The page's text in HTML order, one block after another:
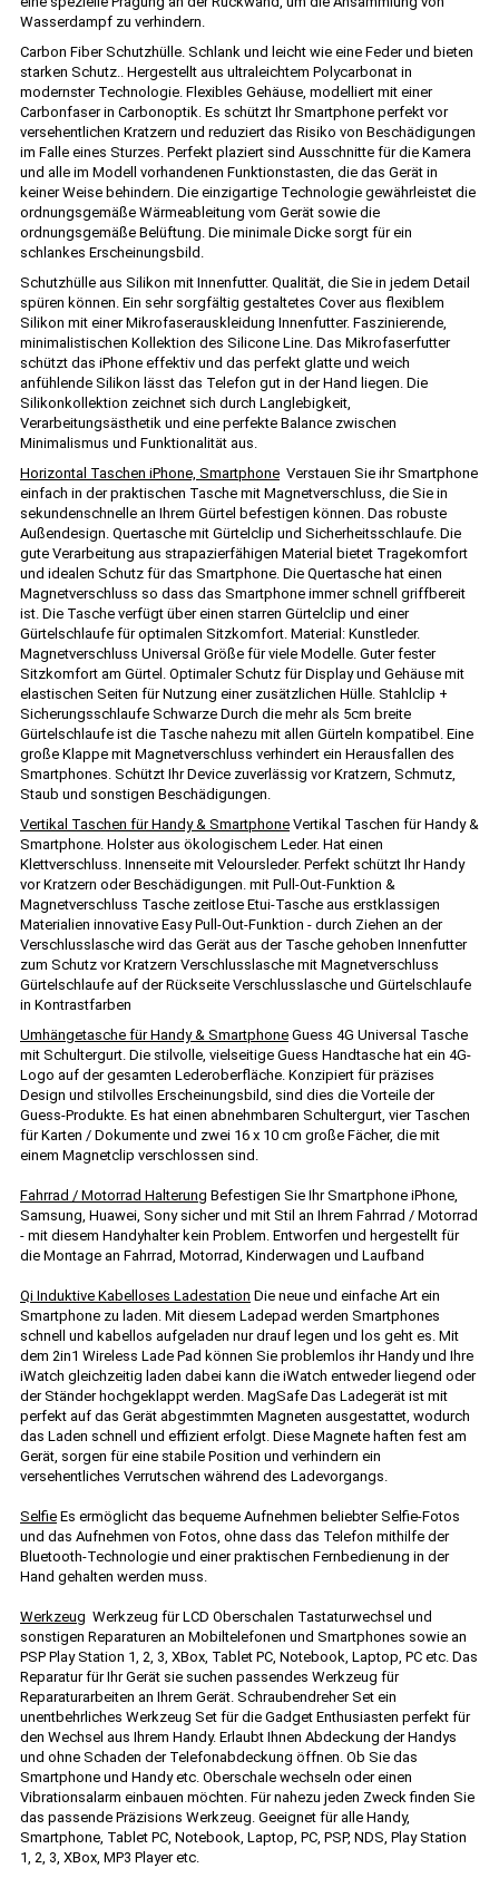
Wasserdampf zu verhindern.
Carbon Fiber Schutzhülle. Schlank und leicht wie eine Feder und bieten
starken Schutz.. Hergestellt aus ultraleichtem Polycarbonat in
modernster Technologie. Flexibles Gehäuse, modelliert mit einer
Carbonfaser in Carbonoptik. Es schützt Ihr Smartphone perfekt vor
versehentlichen Kratzern und reduziert das Risiko von Beschädigungen
im Falle eines Sturzes. Perfekt plaziert sind Ausschnitte für die Kamera
und alle im Modell vorhandenen Funktionstasten, die das Gerät in
keiner Weise behindern. Die einzigartige Technologie gewährleistet die
ordnungsgemäße Wärmeableitung vom Gerät sowie die
ordnungsgemäße Belüftung. Die minimale Dicke sorgt für ein
schlankes Erscheinungsbild.
Schutzhülle aus Silikon mit Innenfutter. Qualität, die Sie in jedem Detail
spüren können. Ein sehr sorgfältig gestaltetes Cover aus flexiblem
Silikon mit einer Mikrofaserauskleidung Innenfutter. Faszinierende,
minimalistischen Kollektion des Silicone Line. Das Mikrofaserfutter
schützt das iPhone effektiv und das perfekt glatte und weich
anfühlende Silikon lässt das Telefon gut in der Hand liegen. Die
Silikonkollektion zeichnet sich durch Langlebigkeit,
Verarbeitungsästhetik und eine perfekte Balance zwischen
Minimalismus und Funktionalität aus.
Horizontal Taschen iPhone, Smartphone Verstauen Sie ihr Smartphone
einfach in der praktischen Tasche mit Magnetverschluss, die Sie in
sekundenschnelle an Ihrem Gürtel befestigen können. Das robuste
Außendesign. Quertasche mit Gürtelclip und Sicherheitsschlaufe. Die
gute Verarbeitung aus strapazierfähigen Material bietet Tragekomfort
und idealen Schutz für das Smartphone. Die Quertasche hat einen
Magnetverschluss so dass das Smartphone immer schnell griffbereit
ist. Die Tasche verfügt über einen starren Gürtelclip und einer
Gürtelschlaufe für optimalen Sitzkomfort. Material: Kunstleder.
Magnetverschluss Universal Größe für viele Modelle. Guter fester
Sitzkomfort am Gürtel. Optimaler Schutz für Display und Gehäuse mit
elastischen Seiten für Nutzung einer zusätzlichen Hülle. Stahlclip +
Sicherungsschlaufe Schwarze Durch die mehr als 5cm breite
Gürtelschlaufe ist die Tasche nahezu mit allen Gürteln kompatibel. Eine
große Klappe mit Magnetverschluss verhindert ein Herausfallen des
Smartphones. Schützt Ihr Device zuverlässig vor Kratzern, Schmutz,
Staub und sonstigen Beschädigungen.
Vertikal Taschen für Handy & Smartphone Vertikal Taschen für Handy &
Smartphone. Holster aus ökologischem Leder. Hat einen
Klettverschluss. Innenseite mit Veloursleder. Perfekt schützt Ihr Handy
vor Kratzern oder Beschädigungen. mit Pull-Out-Funktion &
Magnetverschluss Tasche zeitlose Etui-Tasche aus erstklassigen
Materialien innovative Easy Pull-Out-Funktion - durch Ziehen an der
Verschlusslasche wird das Gerät aus der Tasche gehoben Innenfutter
zum Schutz vor Kratzern Verschlusslasche mit Magnetverschluss
Gürtelschlaufe auf der Rückseite Verschlusslasche und Gürtelschlaufe
in Kontrastfarben
Umhängetasche für Handy & Smartphone Guess 4G Universal Tasche
mit Schultergurt. Die stilvolle, vielseitige Guess Handtasche hat ein 4G-
Logo auf der gesamten Lederoberfläche. Konzipiert für präzises
Design und stilvolles Erscheinungsbild, sind dies die Vorteile der
Guess-Produkte. Es hat einen abnehmbaren Schultergurt, vier Taschen
für Karten / Dokumente und zwei 16 x 10 cm große Fächer, die mit
einem Magnetclip verschlossen sind.
Fahrrad / Motorrad Halterung Befestigen Sie Ihr Smartphone iPhone,
Samsung, Huawei, Sony sicher und mit Stil an Ihrem Fahrrad / Motorrad
- mit diesem Handyhalter kein Problem. Entworfen und hergestellt für
die Montage an Fahrrad, Motorrad, Kinderwagen und Laufband
Qi Induktive Kabelloses Ladestation Die neue und einfache Art ein
Smartphone zu laden. Mit diesem Ladepad werden Smartphones
schnell und kabellos aufgeladen nur drauf legen und los geht es. Mit
dem 2in1 Wireless Lade Pad können Sie problemlos ihr Handy und Ihre
iWatch gleichzeitig laden dabei kann die iWatch entweder liegend oder
der Ständer hochgeklappt werden. MagSafe Das Ladegerät ist mit
perfekt auf das Gerät abgestimmten Magneten ausgestattet, wodurch
das Laden schnell und effizient erfolgt. Diese Magnete haften fest am
Gerät, sorgen für eine stabile Position und verhindern ein
versehentliches Verrutschen während des Ladevorgangs.
Selfie Es ermöglicht das bequeme Aufnehmen beliebter Selfie-Fotos
und das Aufnehmen von Fotos, ohne dass das Telefon mithilfe der
Bluetooth-Technologie und einer praktischen Fernbedienung in der
Hand gehalten werden muss.
Werkzeug Werkzeug für LCD Oberschalen Tastaturwechsel und
sonstigen Reparaturen an Mobiltelefonen und Smartphones sowie an
PSP Play Station 1, 2, 3, XBox, Tablet PC, Notebook, Laptop, PC etc. Das
Reparatur für Ihr Gerät sie suchen passendes Werkzeug für
Reparaturarbeiten an Ihrem Gerät. Schraubendreher Set ein
unentbehrliches Werkzeug Set für die Gadget Enthusiasten perfekt für
den Wechsel aus Ihrem Handy. Erlaubt Ihnen Abdeckung der Handys
und ohne Schaden der Telefonabdeckung öffnen. Ob Sie das
Smartphone und Handy etc. Oberschale wechseln oder einen
Vibrationsalarm einbauen möchten. Für nahezu jeden Zweck finden Sie
das passende Präzisions Werkzeug. Geeignet für alle Handy,
Smartphone, Tablet PC, Notebook, Laptop, PC, PSP, NDS, Play Station
1, 2, 3, XBox, MP3 Player etc.